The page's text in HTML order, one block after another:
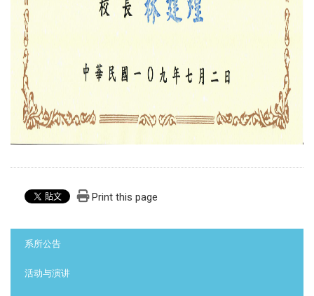
Print this page
系所公告
活动与演讲